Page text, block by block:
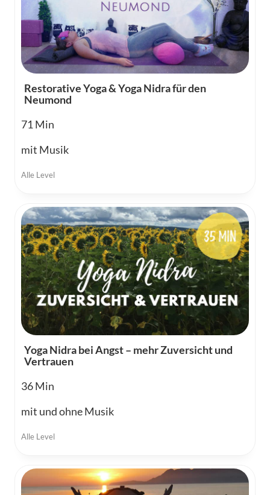
Restorative Yoga & Yoga Nidra für den
Neumond
71
mit Musik
Alle Level
Yoga Nidra bei Angst – mehr Zuversicht und
Vertrauen
36
mit und ohne Musik
Alle Level